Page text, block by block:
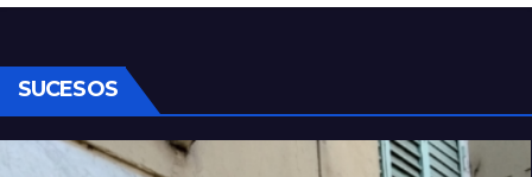
seguridad
SUCESOS